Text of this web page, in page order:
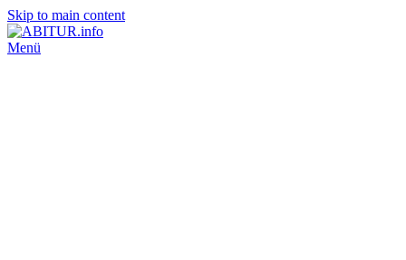
Skip to main content
Menü